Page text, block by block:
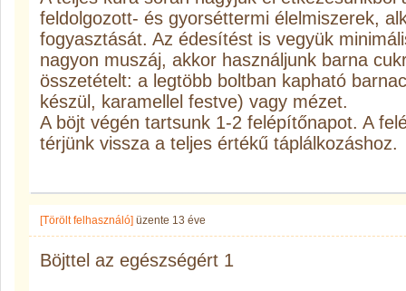
feldolgozott- és gyorséttermi élelmiszerek,
fogyasztását. Az édesítést is vegyük
nagyon muszáj, akkor használjunk barna
összetételt: a legtöbb boltban kapható
készül, karamellel festve) vagy mézet.
A böjt végén tartsunk 1-2 felépítőnapot. A
térjünk vissza a teljes értékű táplálkozáshoz.
[Törölt felhasználó] üzente 13 éve
Böjttel az egészségért 1